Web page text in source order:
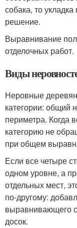
собака, то
решение.
Выравнивание
отделочных работ.
Виды
Неровные
категории: общий
периметра. Когда
категорию не
при общем
Если все четыре
одном уровне, а
отдельных мест,
по-другому:
выравнивающего
досок.